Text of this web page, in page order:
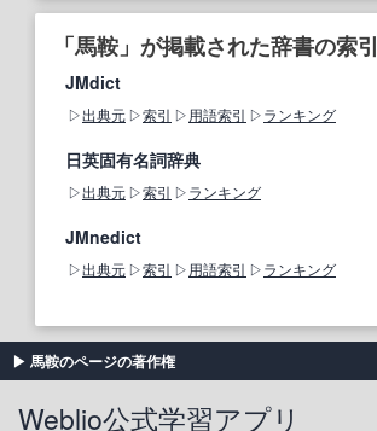
「馬鞍」が掲載された辞書の索引
JMdict
出典元 索引 用語索引 ランキング
日英固有名詞辞典
出典元 索引 ランキング
JMnedict
出典元 索引 用語索引 ランキング
馬鞍のページの著作権
Weblio公式学習アプリ